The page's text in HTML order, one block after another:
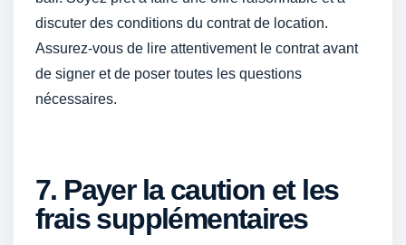
discuter des conditions du contrat de location.
Assurez-vous de lire attentivement le contrat avant
de signer et de poser toutes les questions
nécessaires.
7. Payer la caution et les
frais supplémentaires